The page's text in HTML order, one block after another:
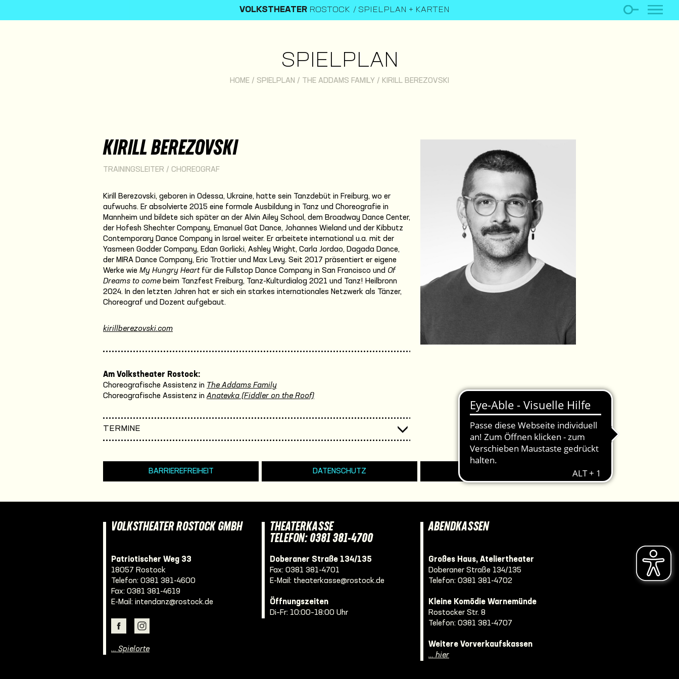
VOLKSTHEATER ROSTOCK SPIELPLAN + KARTEN
SPIELPLAN
HOME / SPIELPLAN / THE ADDAMS FAMILY / KIRILL BEREZOVSKI
KIRILL BEREZOVSKI
TRAININGSLEITER / CHOREOGRAF
Kirill Berezovski, geboren in Odessa, Ukraine, hatte sein Tanzdebüt in Freiburg, wo er
aufwuchs. Er absolvierte 2015 eine formale Ausbildung in Tanz und Choreografie in
Mannheim und bildete sich später an der Alvin Ailey School, dem Broadway Dance Center,
der Hofesh Shechter Company, Emanuel Gat Dance, Johannes Wieland und der Kibbutz
Contemporary Dance Company in Israel weiter. Er arbeitete international u.a. mit der
Yasmeen Godder Company, Edan Gorlicki, Ashley Wright, Carla Jordao, Dagada Dance,
der MIRA Dance Company, Eric Trottier und Max Levy. Seit 2017 präsentiert er eigene
Werke wie My Hungry Heartfür die Fullstop Dance Company in San Francisco und Of
Dreams to come beim Tanzfest Freiburg, Tanz-Kulturdialog 2021 und Tanz! Heilbronn
2024. In den letzten Jahren hat er sich ein starkes internationales Netzwerk als Tänzer,
Choreograf und Dozent aufgebaut.
kirillberezovski.com
Am Volkstheater Rostock:
Choreografische Assistenz in The Addams Family
Choreografische Assistenz in Anatevka (Fiddler on the Roof)
TERMINE
BARRIEREFREIHEIT DATENSCHUTZ
VOLKSTHEATER ROSTOCK GMBH
Patriotischer Weg 33
18057 Rostock
Telefon: 0381 381-4600
Fax: 0381 381-4619
E-Mail: intendanz@rostock.de
… Spielorte
THEATERKASSE
TELEFON: 0381 381-4700
Doberaner Straße 134/135
Fax: 0381 381-4701
E-Mail: theaterkasse@rostock.de
Öffnungszeiten
Di–Fr: 10:00–18:00 Uhr
ABENDKASSEN
Großes Haus, Ateliertheater
Doberaner Straße 134/135
Telefon: 0381 381-4702
Kleine Komödie Warnemünde
Rostocker Str. 8
Telefon: 0381 381-4707
Weitere Vorverkaufskassen
… hier